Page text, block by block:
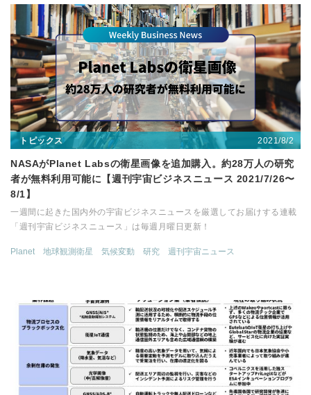
トピックス 2021/8/2
NASAがPlanet Labsの衛星画像を追加購入。約28万人の研究
者が無料利用可能に【週刊宇宙ビジネスニュース 2021/7/26〜
8/1】
一週間に起きた国内外の宇宙ビジネスニュースを厳選してお届けする連載
「週刊宇宙ビジネスニュース」は毎週月曜日更新！
Planet 地球観測衛星 気候変動 研究 週刊宇宙ニュース